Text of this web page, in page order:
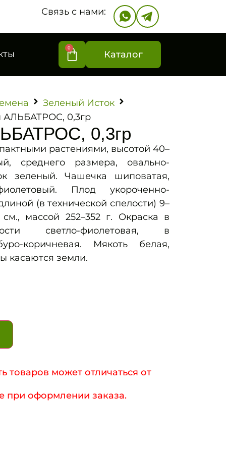
Связь с нами:
0
Каталог
Зеленый Исток
АЛЬБАТРОС, 0,3гр
0,3гр
растениями, высотой 40–
среднего размера, овально-
зеленый. Чашечка шиповатая,
Плод укороченно-
(в технической спелости) 9–
массой 252–352 г. Окраска в
светло-фиолетовая, в
коричневая. Мякоть белая,
касаются земли.
товаров может отличаться от
при оформлении заказа.